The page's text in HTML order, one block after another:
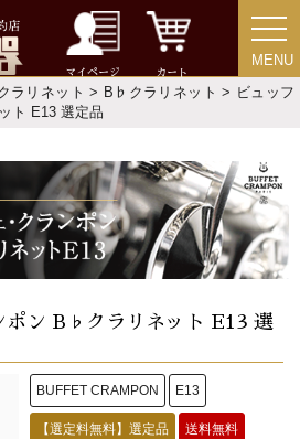
マイページ カート
MENU
MENU
ラリネット > B♭クラリネット > ビュッフ
ト E13 選定品
ポン B♭クラリネット E13 選
BUFFET CRAMPON E13
【選定料無料】選定品 送料無料